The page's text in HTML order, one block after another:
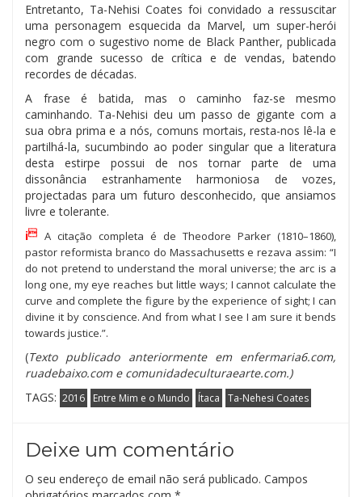
Entretanto, Ta-Nehisi Coates foi convidado a ressuscitar
uma personagem esquecida da Marvel, um super-herói
negro com o sugestivo nome de Black Panther, publicada
com grande sucesso de crítica e de vendas, batendo
recordes de décadas.
A frase é batida, mas o caminho faz-se mesmo
caminhando. Ta-Nehisi deu um passo de gigante com a
sua obra prima e a nós, comuns mortais, resta-nos lê-la e
partilhá-la, sucumbindo ao poder singular que a literatura
desta estirpe possui de nos tornar parte de uma
dissonância estranhamente harmoniosa de vozes,
projectadas para um futuro desconhecido, que ansiamos
livre e tolerante.
i
A citação completa é de Theodore Parker (1810–1860),
pastor reformista branco do Massachusetts e rezava assim: “I
do not pretend to understand the moral universe; the arc is a
long one, my eye reaches but little ways; I cannot calculate the
curve and complete the figure by the experience of sight; I can
divine it by conscience. And from what I see I am sure it bends
towards justice.”.
(Texto publicado anteriormente em enfermaria6.com,
ruadebaixo.com e comunidadeculturaearte.com.)
TAGS: 2016 Entre Mim e o Mundo Ítaca Ta-Nehesi Coates
Deixe um comentário
O seu endereço de email não será publicado. Campos